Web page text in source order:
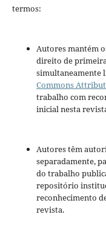
termos:
Autores mantém
direito de
simultaneamente
Commons
trabalho com
inicial nesta
Autores têm
separadamente,
do trabalho
repositório
reconhecimento
revista.